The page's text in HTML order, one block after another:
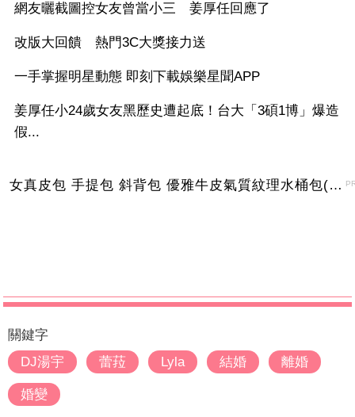
網友曬截圖控女友曾當小三 姜厚任回應了
改版大回饋 熱門3C大獎接力送
一手掌握明星動態 即刻下載娛樂星聞APP
姜厚任小24歲女友黑歷史遭起底！台大「3碩1博」爆造
假...
女真皮包 手提包 斜背包 優雅牛皮氣質紋理水桶包(2色)【XBO7950112】＊艾美時尚(現+預)
關鍵字
DJ湯宇
蕾菈 Lyla 結婚 離婚
婚變